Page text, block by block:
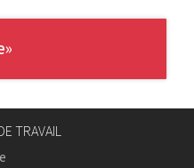
TRAVAIL